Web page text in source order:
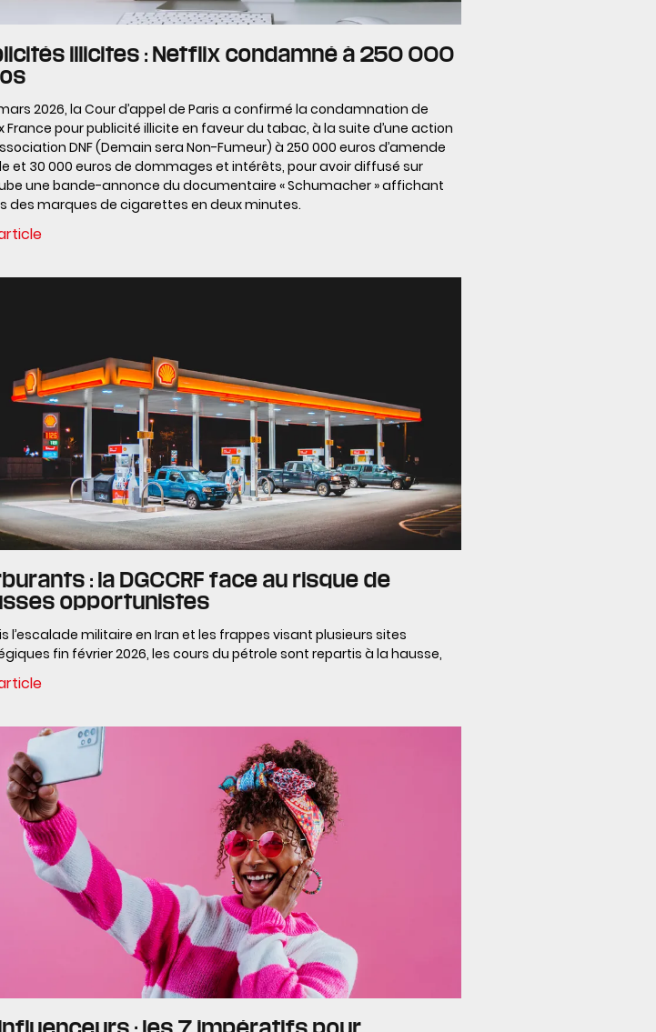
illicites : Netflix condamné à 250 000
mars 2026, la Cour d’appel de Paris a confirmé la condamnation de
France pour publicité illicite en faveur du tabac, à la suite d’une action
DNF (Demain sera Non-Fumeur) à 250 000 euros d’amende
et 30 000 euros de dommages et intérêts, pour avoir diffusé sur
une bande-annonce du documentaire « Schumacher » affichant
des marques de cigarettes en deux minutes.
: la DGCCRF face au risque de
opportunistes
l’escalade militaire en Iran et les frappes visant plusieurs sites
fin février 2026, les cours du pétrole sont repartis à la hausse,
Influenceurs : les 7 impératifs pour